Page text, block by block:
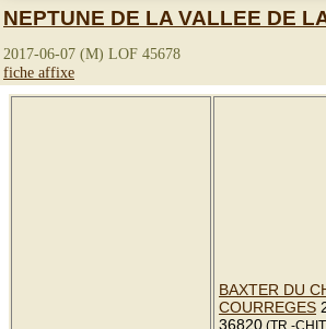
NEPTUNE DE LA VALLEE DE
2017-06-07 (M) LOF 45678
fiche affixe
BAXTER DU
COURREGES
36820 (TR -